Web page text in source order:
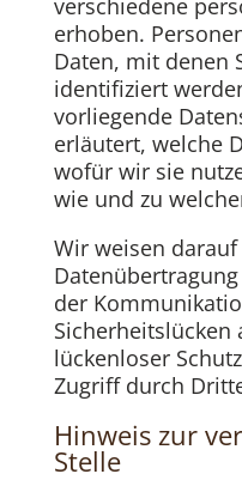
verschiedene
erhoben.
Daten, mit denen
identifiziert
vorliegende
erläutert, welche
wofür wir sie
wie und zu
Wir weisen
der
Sicherheitslücken
lückenloser
Zugriff durch
Hinweis zur
Stelle